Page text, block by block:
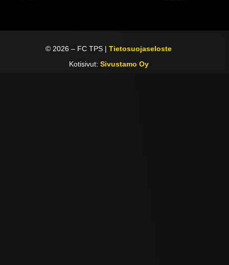
© 2026 – FC TPS |Tietosuojaseloste
Kotisivut: Sivustamo Oy